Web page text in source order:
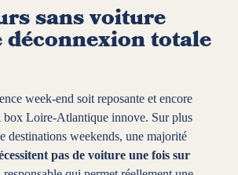
sans voiture
totale
week-end soit reposante et encore
box Loire-Atlantique innove. Sur plus
destinations weekends, une majorité
pas de voiture une fois sur